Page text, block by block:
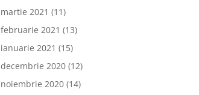
martie 2021 (11)
februarie 2021 (13)
ianuarie 2021 (15)
decembrie 2020 (12)
noiembrie 2020 (14)